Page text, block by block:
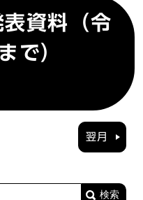
資料（令
で）
翌月